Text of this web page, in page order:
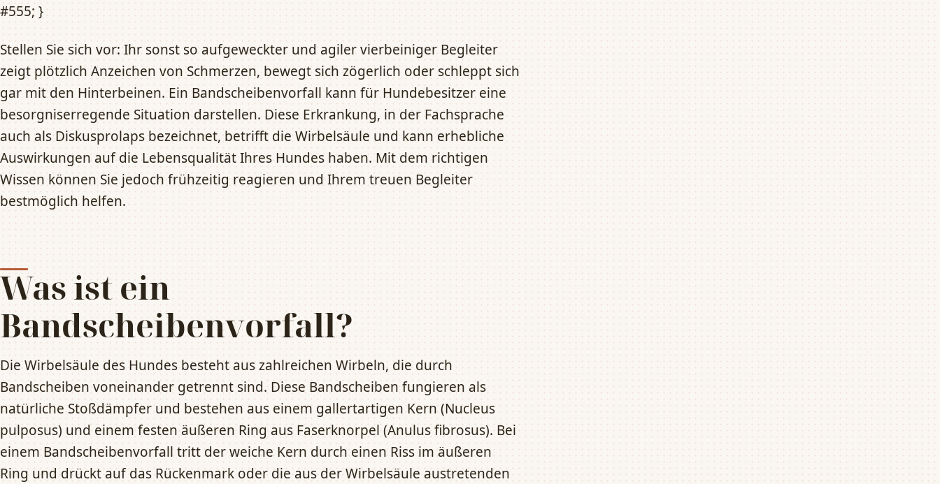
#555; }
Stellen Sie sich vor: Ihr sonst so aufgeweckter und agiler vierbeiniger Begleiter
zeigt plötzlich Anzeichen von Schmerzen, bewegt sich zögerlich oder schleppt sich
gar mit den Hinterbeinen. Ein Bandscheibenvorfall kann für Hundebesitzer eine
besorgniserregende Situation darstellen. Diese Erkrankung, in der Fachsprache
auch als Diskusprolaps bezeichnet, betrifft die Wirbelsäule und kann erhebliche
Auswirkungen auf die Lebensqualität Ihres Hundes haben. Mit dem richtigen
Wissen können Sie jedoch frühzeitig reagieren und Ihrem treuen Begleiter
bestmöglich helfen.
Was ist ein
Bandscheibenvorfall?
Die Wirbelsäule des Hundes besteht aus zahlreichen Wirbeln, die durch
Bandscheiben voneinander getrennt sind. Diese Bandscheiben fungieren als
natürliche Stoßdämpfer und bestehen aus einem gallertartigen Kern (Nucleus
pulposus) und einem festen äußeren Ring aus Faserknorpel (Anulus fibrosus). Bei
einem Bandscheibenvorfall tritt der weiche Kern durch einen Riss im äußeren
Ring und drückt auf das Rückenmark oder die aus der Wirbelsäule austretenden